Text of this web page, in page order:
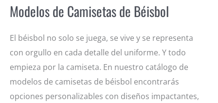
Modelos de Camisetas de Béisbol
El béisbol no solo se juega, se vive y se representa
con orgullo en cada detalle del uniforme. Y todo
empieza por la camiseta. En nuestro catálogo de
modelos de camisetas de béisbol encontrarás
opciones personalizables con diseños impactantes,